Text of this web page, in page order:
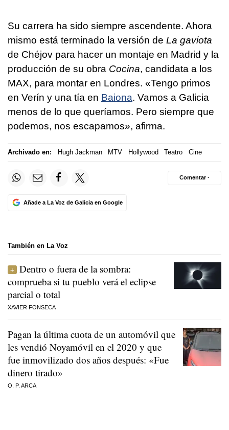
Su carrera ha sido siempre ascendente. Ahora
mismo está terminado la versión de La gaviota
de Chéjov para hacer un montaje en Madrid y la
producción de su obra Cocina, candidata a los
MAX, para montar en Londres. «Tengo primos
en Verín y una tía en Baiona. Vamos a Galicia
menos de lo que queríamos. Pero siempre que
podemos, nos escapamos», afirma.
Archivado en: Hugh Jackman MTV Hollywood Teatro Cine
Añade a La Voz de Galicia en Google
Comentar ·
También en La Voz
Dentro o fuera de la sombra:
comprueba si tu pueblo verá el eclipse
parcial o total
XAVIER FONSECA
Pagan la última cuota de un automóvil que
les vendió Noyamóvil en el 2020 y que
fue inmovilizado dos años después: «Fue
dinero tirado»
O. P. ARCA